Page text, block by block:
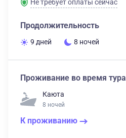
Не требует оплаты сейчас
Продолжительность
9 дней 8 ночей
Проживание во время тура
Каюта
8 ночей
К проживанию